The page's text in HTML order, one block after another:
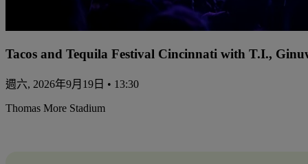
Tacos and Tequila Festival Cincinnati with T.I.,
週六, 2026年9月19日 • 13:30
Thomas More Stadium